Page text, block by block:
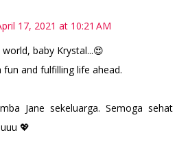
17, 2021 at 10:21 AM
baby Krystal...😍
fun and fulfilling life ahead.
Jane sekeluarga. Semoga sehat
💖